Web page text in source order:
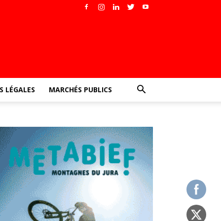
LÉGALES MARCHÉS PUBLICS